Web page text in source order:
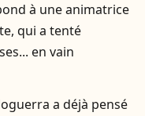
à une animatrice
qui a tenté
en vain
a déjà pensé